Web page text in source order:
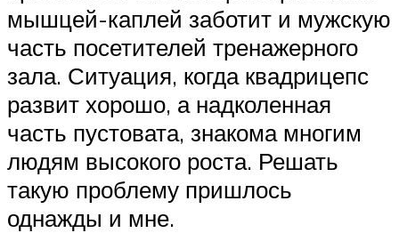
мышцей-каплей заботит и мужскую
часть посетителей тренажерного
зала. Ситуация, когда квадрицепс
развит хорошо, а надколенная
часть пустовата, знакома многим
людям высокого роста. Решать
такую проблему пришлось
однажды и мне.